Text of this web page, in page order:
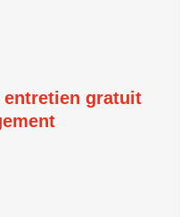
entretien gratuit